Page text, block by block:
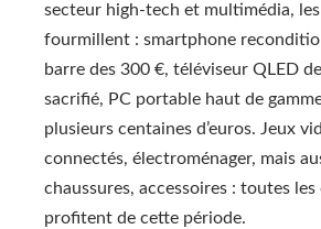
secteur high-tech et multimédia,
fourmillent : smartphone
barre des 300 €, téléviseur QLED
sacrifié, PC portable haut de
plusieurs centaines d’euros. Jeux
connectés, électroménager, mais
chaussures, accessoires : toutes les
profitent de cette période.